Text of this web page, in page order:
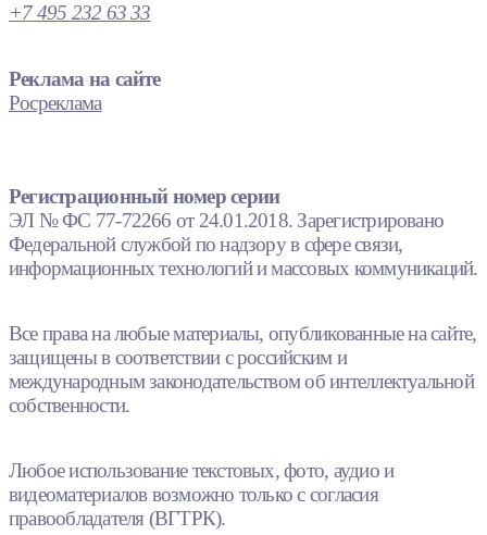
+7 495 232 63 33
Реклама на сайте
Росреклама
Регистрационный номер серии
ЭЛ № ФС 77-72266 от 24.01.2018. Зарегистрировано
Федеральной службой по надзору в сфере связи,
информационных технологий и массовых коммуникаций.
Все права на любые материалы, опубликованные на сайте,
защищены в соответствии с российским и
международным законодательством об интеллектуальной
собственности.
Любое использование текстовых, фото, аудио и
видеоматериалов возможно только с согласия
правообладателя (ВГТРК).